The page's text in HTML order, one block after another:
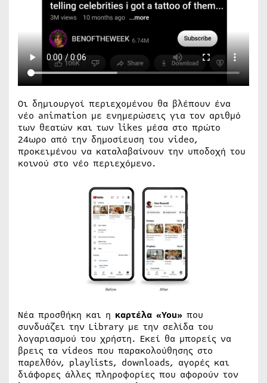
Οι δημιουργοί περιεχομένου θα βλέπουν ένα
νέο animation με ενημερώσεις για τον αριθμό
των θεατών και των likes μέσα στο πρώτο
24ωρο από την δημοσίευση του video,
προκειμένου να καταλαβαίνουν την υποδοχή του
κοινού στο νέο περιεχόμενο.
Νέα προσθήκη και η καρτέλα «You» που
συνδυάζει την Library με την σελίδα του
λογαριασμού του χρήστη. Εκεί θα μπορείς να
βρεις τα videos που παρακολούθησης στο
παρελθόν, playlists, downloads, αγορές και
διάφορες άλλες πληροφορίες που αφορούν τον